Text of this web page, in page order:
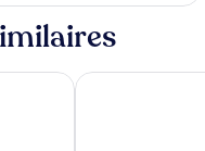
Blue Sensatori – Adults
Akra Fethiye Tui